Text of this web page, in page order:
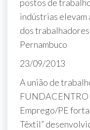
postos de
indústrias elevam
dos
Pernambuco
23/09/2013
A união de
Emprego/PE
Têxtil”